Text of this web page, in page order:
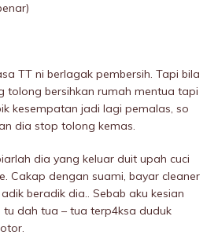
TT ni berIagak pembersih. Tapi bila
tolong bersihkan rumah mentua tapi
kesempatan jadi lagi pemalas, so
dia stop tolong kemas.
dia yang keluar duit upah cuci
Cakap dengan suami, bayar cleaner
beradik dia.. Sebab aku kesian
dah tua – tua terp4ksa duduk